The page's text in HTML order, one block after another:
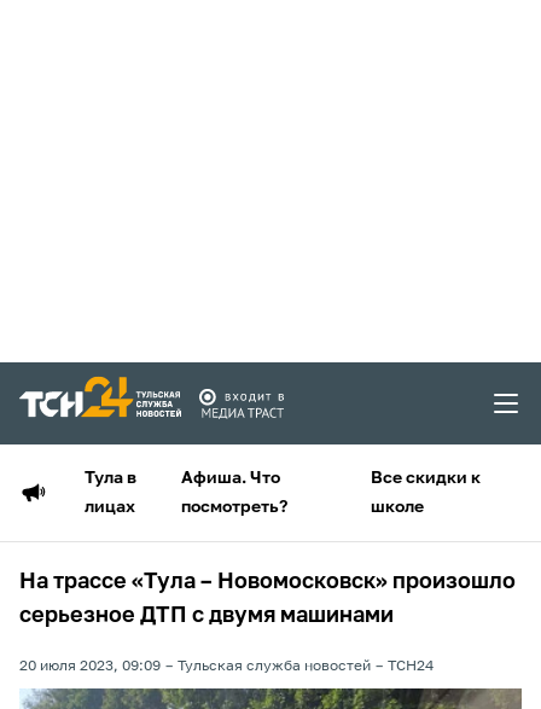
Тула в
лицах
Афиша. Что
посмотреть?
Все скидки к
школе
На трассе «Тула – Новомосковск» произошло
серьезное ДТП с двумя машинами
20 июля 2023, 09:09 Тульская служба новостей ТСН24